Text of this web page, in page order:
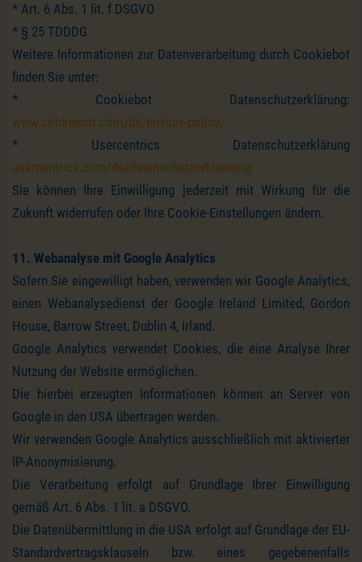
* Art. 6 Abs. 1 lit. f DSGVO
* § 25 TDDDG
Weitere Informationen zur Datenverarbeitung durch Cookiebot
finden Sie unter:
* Cookiebot Datenschutzerklärung:
www.cookiebot.com/de/privacy-policy/
* Usercentrics Datenschutzerklärung
usercentrics.com/de/datenschutzerklaerung
Sie können Ihre Einwilligung jederzeit mit Wirkung für die
Zukunft widerrufen oder Ihre Cookie-Einstellungen ändern.
11. Webanalyse mit Google Analytics
Sofern Sie eingewilligt haben, verwenden wir Google Analytics,
einen Webanalysedienst der Google Ireland Limited, Gordon
House, Barrow Street, Dublin 4, Irland.
Google Analytics verwendet Cookies, die eine Analyse Ihrer
Nutzung der Website ermöglichen.
Die hierbei erzeugten Informationen können an Server von
Google in den USA übertragen werden.
Wir verwenden Google Analytics ausschließlich mit aktivierter
IP-Anonymisierung.
Die Verarbeitung erfolgt auf Grundlage Ihrer Einwilligung
gemäß Art. 6 Abs. 1 lit. a DSGVO.
Die Datenübermittlung in die USA erfolgt auf Grundlage der EU-
Standardvertragsklauseln bzw. eines gegebenenfalls